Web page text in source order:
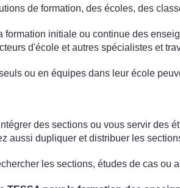
de formation, des écoles, des
formation initiale ou continue des
d'école et autres spécialistes et
ou en équipes dans leur école
des sections ou vous servir des
aussi dupliquer et distribuer les
les sections, études de cas